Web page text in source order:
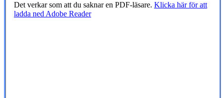
Det verkar som att du saknar en PDF-läsare. Klicka här för att
ladda ned Adobe Reader